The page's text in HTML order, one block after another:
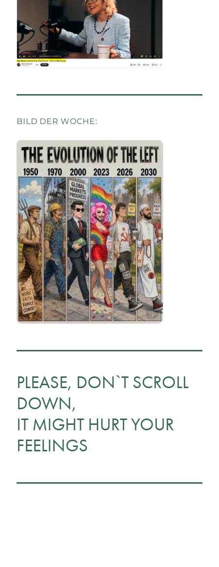
BILD DER WOCHE:
PLEASE, DON`T SCROLL
DOWN,
IT MIGHT HURT YOUR
FEELINGS